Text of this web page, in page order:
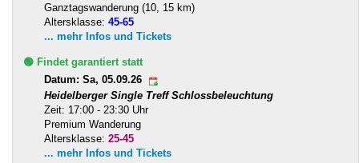
Ganztagswanderung (10, 15 km)
Altersklasse: 45-65
... mehr Infos und Tickets
🟢 Findet garantiert statt
Datum: Sa, 05.09.26
Heidelberger Single Treff Schlossbeleuchtung
Zeit: 17:00 - 23:30 Uhr
Premium Wanderung
Altersklasse: 25-45
... mehr Infos und Tickets